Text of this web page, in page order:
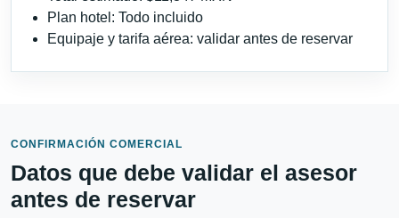
Plan hotel: Todo incluido
Equipaje y tarifa aérea: validar antes de reservar
CONFIRMACIÓN COMERCIAL
Datos que debe validar el asesor
antes de reservar